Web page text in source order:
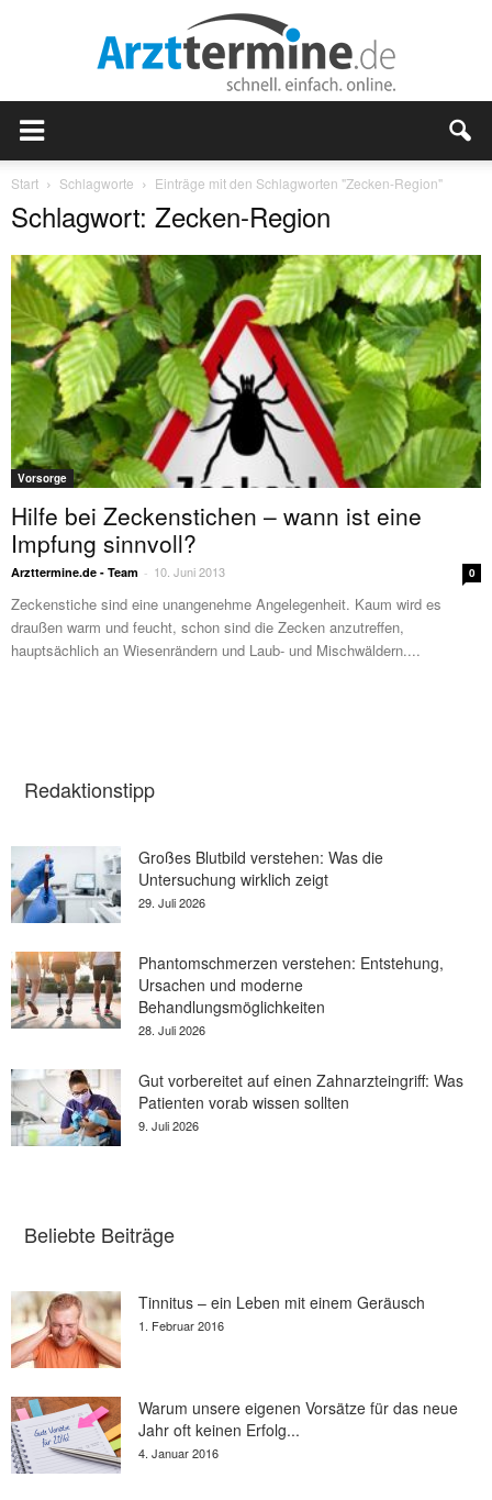
Start Schlagworte Einträge mit den Schlagworten "Zecken-Region"
Schlagwort: Zecken-Region
Vorsorge
Hilfe bei Zeckenstichen – wann ist eine
Impfung sinnvoll?
Arzttermine.de - Team - 10. Juni 2013 0
Zeckenstiche sind eine unangenehme Angelegenheit. Kaum wird es
draußen warm und feucht, schon sind die Zecken anzutreffen,
hauptsächlich an Wiesenrändern und Laub- und Mischwäldern....
Redaktionstipp
Großes Blutbild verstehen: Was die
Untersuchung wirklich zeigt
29. Juli 2026
Phantomschmerzen verstehen: Entstehung,
Ursachen und moderne
Behandlungsmöglichkeiten
28. Juli 2026
Gut vorbereitet auf einen Zahnarzteingriff: Was
Patienten vorab wissen sollten
9. Juli 2026
Beliebte Beiträge
Tinnitus – ein Leben mit einem Geräusch
1. Februar 2016
Warum unsere eigenen Vorsätze für das neue
Jahr oft keinen Erfolg...
4. Januar 2016